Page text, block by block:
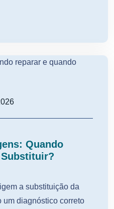
Quando
Substituir?
a substituição da
um diagnóstico correto